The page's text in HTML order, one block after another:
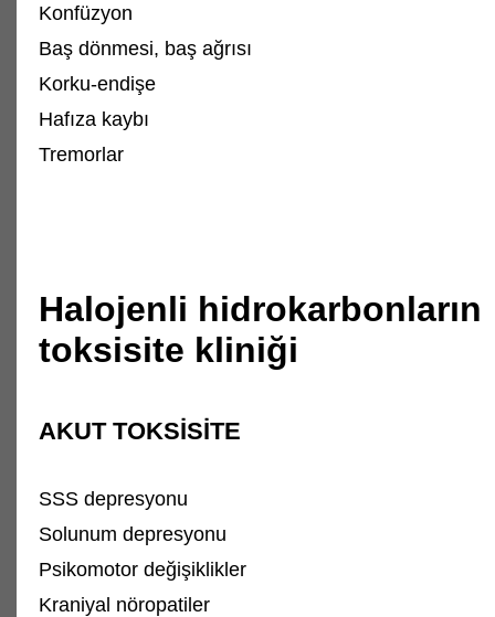
Konfüzyon
Baş dönmesi, baş ağrısı
Korku-endişe
Hafıza kaybı
Tremorlar
Halojenli hidrokarbonların
toksisite kliniği
AKUT TOKSİSİTE
SSS depresyonu
Solunum depresyonu
Psikomotor değişiklikler
Kraniyal nöropatiler